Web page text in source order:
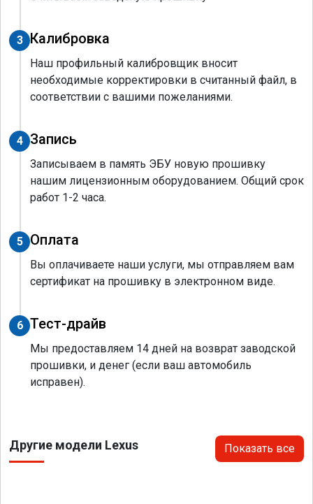
3 Калибровка
Наш профильный калибровщик вносит
необходимые корректировки в считанный файл, в
соответствии с вашими пожеланиями.
4 Запись
Записываем в память ЭБУ новую прошивку
нашим лицензионным оборудованием. Общий срок
работ 1-2 часа.
5 Оплата
Вы оплачиваете наши услуги, мы отправляем вам
сертификат на прошивку в электронном виде.
6 Тест-драйв
Мы предоставляем 14 дней на возврат заводской
прошивки, и денег (если ваш автомобиль
исправен).
Другие модели Lexus Показать все